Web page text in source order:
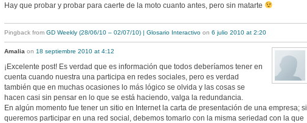
Hay que probar y probar para caerte de la moto cuanto antes, pero sin matarte
Pingback from GD Weekly (28/06/10 – 02/07/10) | Glosario Interactivo on 6 julio 2010 at 2:20
Amalia on 18 septiembre 2010 at 4:12
¡Excelente post! Es verdad que es información que todos deberíamos tener en
cuenta cuando nuestra una participa en redes sociales, pero es verdad
también que en muchas ocasiones lo más lógico se olvida y las cosas se
hacen casi sin pensar en lo que se está haciendo, valga la redundancia.
En algún momento fue tener un sitio en Internet la carta de presentación de una empresa; si
queremos participar en una red social, debemos tomarlo con la misma seriedad con la que